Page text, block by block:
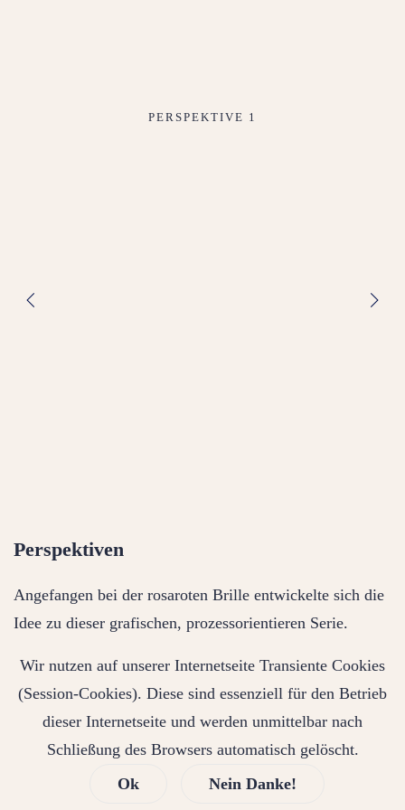
PERSPEKTIVE 1
Perspektiven
Angefangen bei der rosaroten Brille entwickelte sich die
Idee zu dieser grafischen, prozessorientieren Serie.
Jede Perspektive ist ein Unikat, bestehend aus
verschiedenen, Überlagerungen von Brillenglasformen.
Es ist ein stetig wachsendes Projekt, angefangen im
Wir nutzen auf unserer Internetseite Transiente Cookies
(Session-Cookies). Diese sind essenziell für den Betrieb
dieser Internetseite und werden unmittelbar nach
Schließung des Browsers automatisch gelöscht.
Ok
Nein Danke!